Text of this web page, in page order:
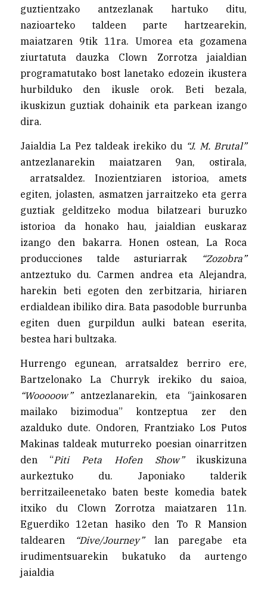
guztientzako antzezlanak hartuko ditu,
nazioarteko taldeen parte hartzearekin,
maiatzaren 9tik 11ra. Umorea eta gozamena
ziurtatuta dauzka Clown Zorrotza jaialdian
programatutako bost lanetako edozein ikustera
hurbilduko den ikusle orok. Beti bezala,
ikuskizun guztiak dohainik eta parkean izango
dira.
Jaialdia La Pez taldeak irekiko du “J. M. Brutal”
antzezlanarekin maiatzaren 9an, ostirala,
arratsaldez. Inozientziaren istorioa, amets
egiten, jolasten, asmatzen jarraitzeko eta gerra
guztiak gelditzeko modua bilatzeari buruzko
istorioa da honako hau, jaialdian euskaraz
izango den bakarra. Honen ostean, La Roca
producciones talde asturiarrak
“Zozobra”
antzeztuko du. Carmen andrea eta Alejandra,
harekin beti egoten den zerbitzaria, hiriaren
erdialdean ibiliko dira. Bata pasodoble burrunba
egiten duen gurpildun aulki batean eserita,
bestea hari bultzaka.
Hurrengo egunean, arratsaldez berriro ere,
Bartzelonako La Churryk irekiko du saioa,
“Wooooow” antzezlanarekin, eta “jainkosaren
mailako bizimodua” kontzeptua zer den
azalduko dute. Ondoren, Frantziako Los Putos
Makinas taldeak muturreko poesian oinarritzen
den “Piti Peta Hofen Show”ikuskizuna
aurkeztuko du. Japoniako talderik
berritzaileenetako baten beste komedia batek
itxiko du Clown Zorrotza maiatzaren 11n.
Eguerdiko 12etan hasiko den To R Mansion
taldearen
“Dive/Journey” lan paregabe eta
irudimentsuarekin bukatuko da aurtengo
jaialdia